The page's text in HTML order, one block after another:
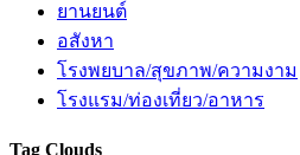
ยานยนต์
อสังหา
โรงพยบาล/สุขภาพ/ความงาม
โรงแรม/ท่องเที่ยว/อาหาร
Tag Clouds